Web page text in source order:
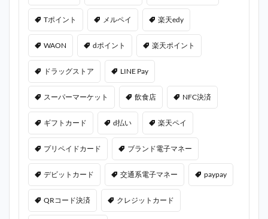
Tポイント メルペイ 楽天edy
WAON dポイント 楽天ポイント
ドラッグストア LINE Pay
スーパーマーケット 飲食店 NFC決済
ギフトカード d払い 楽天ペイ
プリペイドカード ブランド電子マネー
デビットカード 交通系電子マネー paypay
QRコード決済 クレジットカード